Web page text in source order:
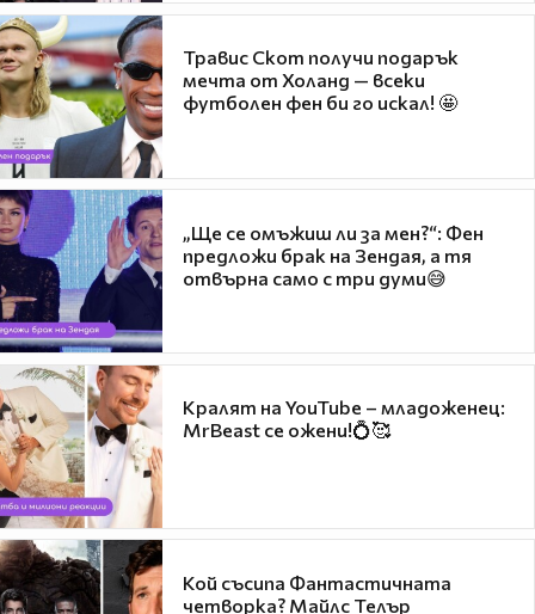
Травис Скот получи подарък
мечта от Холанд — всеки
футболен фен би го искал! 🤩
„Ще се омъжиш ли за мен?“: Фен
предложи брак на Зендая, а тя
отвърна само с три думи😅
Кралят на YouTube – младоженец:
MrBeast се ожени!💍🥰
Кой съсипа Фантастичната
четворка? Майлс Телър